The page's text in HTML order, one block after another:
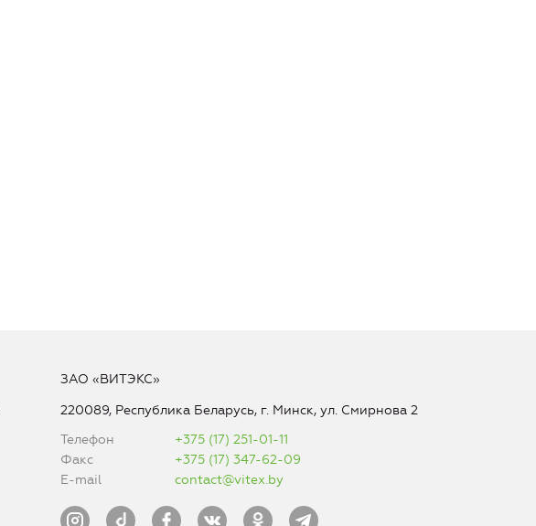
ЗАО «ВИТЭКС»
220089, Республика Беларусь, г. Минск, ул. Смирнова 2
Телефон
+375 (17) 251-01-11
Факс
+375 (17) 347-62-09
E-mail
contact@vitex.by